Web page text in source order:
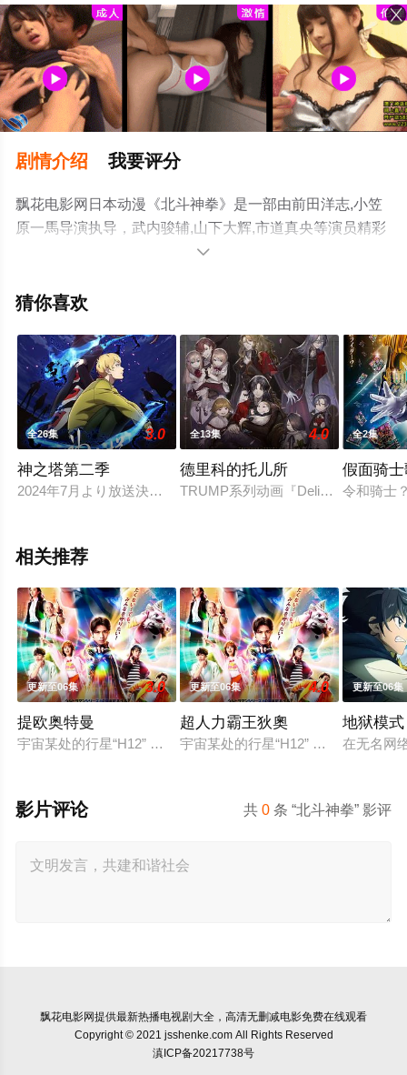
剧情介绍 我要评分
飘花电影网日本动漫《北斗神拳》是一部由前田洋志,小笠
原一馬导演执导，武内骏辅,山下大辉,市道真央等演员精彩
演绎的日本动漫，手机免费观看高清未删减完整版动漫全
猫或剧情网等平台了解。

猜你喜欢
全26集 3.0
神之塔第二季
2024年7月より放送決定。原作でも人気の「王子の帰還」「工
全13集 4.0
德里科的托儿所
TRUMP系列动画『Delicos Nursery
全2集
假面骑
令和骑士
相关推荐
更新至06集 3.0
提欧奥特曼
宇宙某处的行星“H12” 这颗与地球极其相似的星球，某日遭到
更新至06集 4.0
超人力霸王狄奧
宇宙某处的行星“H12” 这颗与地球极
更新至06集
地狱模
在无名网
共0 条 “北斗神拳” 影评
影片评论
飘花电影网提供最新热播电视剧大全，高清无删减电影免费在线观看
Copyright © 2021 jsshenke.com All Rights Reserved
滇ICP备20217738号